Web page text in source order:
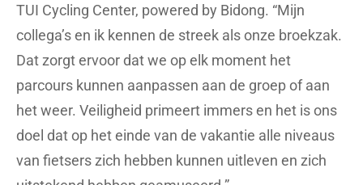
TUI Cycling Center, powered by Bidong. “Mijn
collega’s en ik kennen de streek als onze broekzak.
Dat zorgt ervoor dat we op elk moment het
parcours kunnen aanpassen aan de groep of aan
het weer. Veiligheid primeert immers en het is ons
doel dat op het einde van de vakantie alle niveaus
van fietsers zich hebben kunnen uitleven en zich